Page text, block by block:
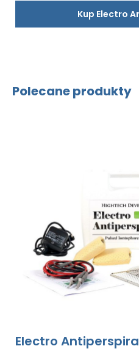
Kup Electro
Polecane produkty
Electro